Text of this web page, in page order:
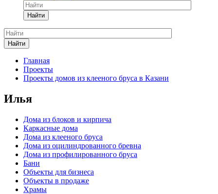
Найти
Найти
Главная
Проекты
Проекты домов из клееного бруса в Казани
Илья
Дома из блоков и кирпича
Каркасные дома
Дома из клееного бруса
Дома из оцилиндрованного бревна
Дома из профилированного бруса
Бани
Объекты для бизнеса
Объекты в продаже
Храмы